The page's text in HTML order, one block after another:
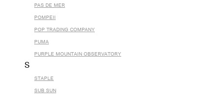
PAS DE MER
POMPEII
POP TRADING COMPANY
PUMA
PURPLE MOUNTAIN OBSERVATORY
S
STAPLE
SUB SUN